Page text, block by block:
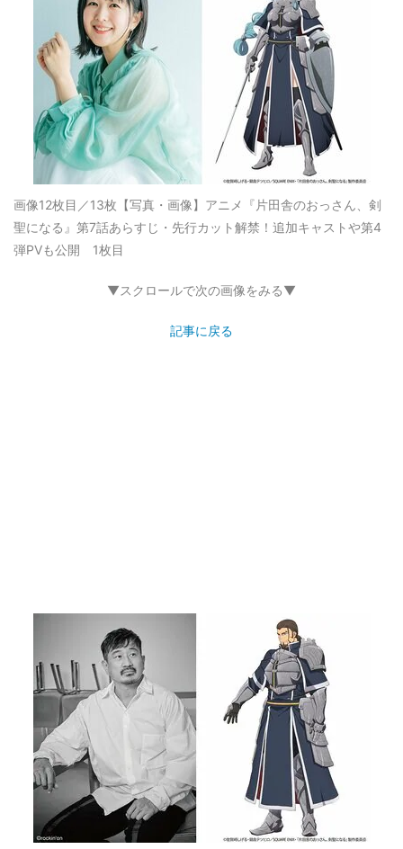
画像12枚目／13枚 【写真・画像】アニメ『片田舎のおっさん、剣
聖になる』第7話あらすじ・先行カット解禁！追加キャストや第4
弾PVも公開 1枚目
▼スクロールで次の画像をみる▼
記事に戻る